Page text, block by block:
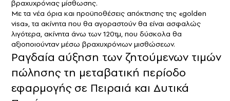
βραχυχρόνιας μίσθωσης.
Με τα νέα όρια και προϋποθέσεις απόκτησης της «golden
visa», τα ακίνητα που θα αγοραστούν θα είναι ασφαλώς
λιγότερα, ακίνητα άνω των 120τμ, που δύσκολα θα
αξιοποιούνταν μέσω βραχυχρόνιων μισθώσεων.
Ραγδαία αύξηση των ζητούμενων τιμών
πώλησης τη μεταβατική περίοδο
εφαρμογής σε Πειραιά και Δυτικά